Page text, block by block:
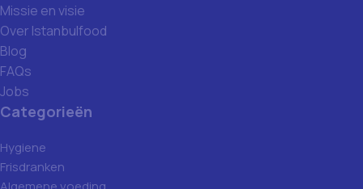
Missie en visie
Over Istanbulfood
Blog
FAQs
Jobs
Categorieën
Hygiene
Frisdranken